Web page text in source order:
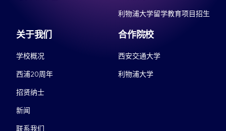
利物浦大学留学教育项目招生
关于我们
学校概况
西浦20周年
招贤纳士
新闻
联系我们
合作院校
西安交通大学
利物浦大学